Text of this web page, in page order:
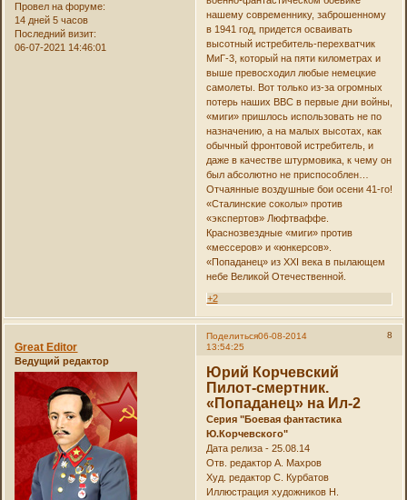
Провел на форуме:
14 дней 5 часов
Последний визит:
06-07-2021 14:46:01
нашему современнику, заброшенному
в 1941 год, придется осваивать
высотный истребитель-перехватчик
МиГ-3, который на пяти километрах и
выше превосходил любые немецкие
самолеты. Вот только из-за огромных
потерь наших ВВС в первые дни войны,
«миги» пришлось использовать не по
назначению, а на малых высотах, как
обычный фронтовой истребитель, и
даже в качестве штурмовика, к чему он
был абсолютно не приспособлен…
Отчаянные воздушные бои осени 41-го!
«Сталинские соколы» против
«экспертов» Люфтваффе.
Краснозвездные «миги» против
«мессеров» и «юнкерсов».
«Попаданец» из XXI века в пылающем
небе Великой Отечественной.
+2
Поделиться 8
06-08-2014
13:54:25
Great Editor
Ведущий редактор
Юрий Корчевский
Пилот-смертник.
«Попаданец» на Ил-2
Серия "Боевая фантастика
Ю.Корчевского"
Дата релиза - 25.08.14
Отв. редактор А. Махров
Худ. редактор С. Курбатов
Иллюстрация художников Н.